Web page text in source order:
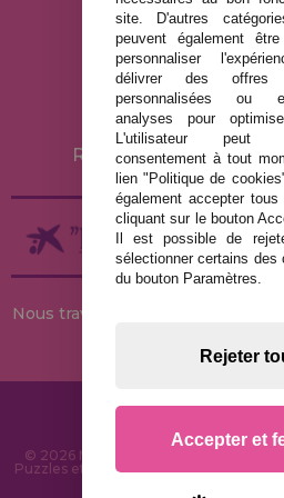
MENTIONS
POLITIQUE DE
POLITIQUE DE
LIVRAISON ET
RETOURS / DROIT DE
Nous travaillons avec des
© 2026 MaisonDesPuzzles.fr -
Puzzles et des Casse-têtes sur
site. D'autres
peuvent également
personnaliser
délivrer des offres
personnalisées ou
analyses pour
L'utilisateur peut
consentement à tout
lien "Politique de
également accepter
cliquant sur le bouton
Il est possible de
sélectionner certains des
du bouton Paramètres.
Rejeter
Accepter et